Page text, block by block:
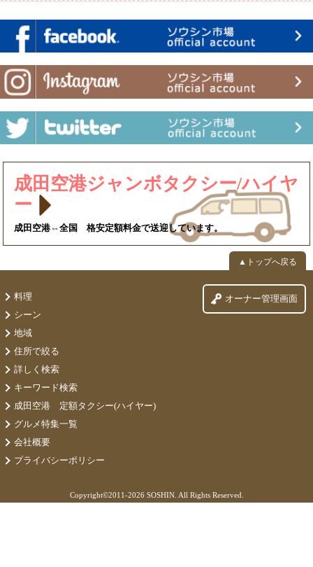
成田空港ジャンボタクシー/ハイヤ
ー
成田空港⇔全国 格安定額料金で送迎しています。
▲トップへ戻る
料理
シーン
地域
住所で絞る
詳しく検索
キーワード検索
成田空港 定額タクシー(ハイヤー)
グルメ特集一覧
会社概要
プライバシーポリシー
オーナー管理画面
Copyright©2011-2026 SOSHIN. All Rights Reserved.